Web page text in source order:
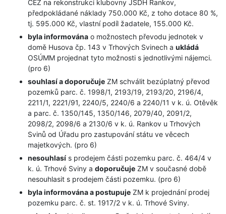
ČEZ na rekonstrukci klubovny JSDH Rankov,
předpokládané náklady 750.000 Kč, z toho dotace 80 %,
tj. 595.000 Kč, vlastní podíl žadatele, 155.000 Kč.
byla informována o možnostech převodu jednotek v
domě Husova čp. 143 v Trhových Svinech a ukládá
OSÚMM projednat tyto možnosti s jednotlivými nájemci.
(pro 6)
souhlasí a doporučuje ZM schválit bezúplatný převod
pozemků parc. č. 1998/1, 2193/19, 2193/20, 2196/4,
2211/1, 2221/91, 2240/5, 2240/6 a 2240/11 v k. ú. Otěvěk
a parc. č. 1350/145, 1350/146, 2079/40, 2091/2,
2098/2, 2098/6 a 2130/6 v k. ú. Rankov u Trhových
Svinů od Úřadu pro zastupování státu ve věcech
majetkových. (pro 6)
nesouhlasí s prodejem části pozemku parc. č. 464/4 v
k. ú. Trhové Sviny a doporučuje ZM v současné době
nesouhlasit s prodejem části pozemku. ­­­­­­­­­­­­­­­(pro 6)
byla informována a postupuje ZM k projednání prodej
pozemku parc. č. st. 1917/2 v k. ú. Trhové Sviny.